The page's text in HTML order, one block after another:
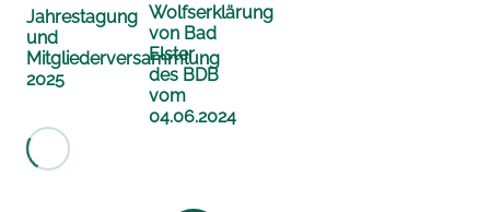
Jahrestagung
und
Mitgliederversammlung
2025
Wolfserklärung
von Bad
Elster
des BDB
vom
04.06.2024